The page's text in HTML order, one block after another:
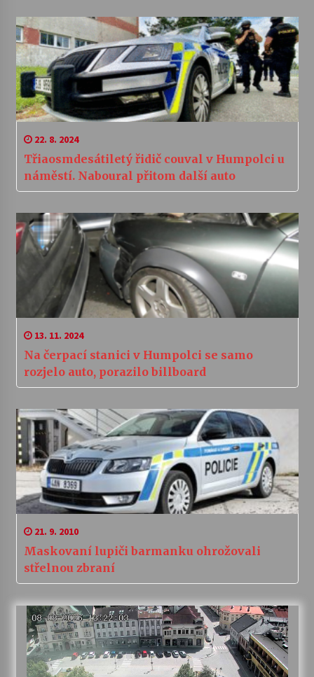
22. 8. 2024
Třiaosmdesátiletý řidič couval v Humpolci u
náměstí. Naboural přitom další auto
13. 11. 2024
Na čerpací stanici v Humpolci se samo
rozjelo auto, porazilo billboard
21. 9. 2010
Maskovaní lupiči barmanku ohrožovali
střelnou zbraní